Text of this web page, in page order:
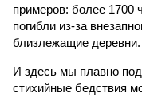
примеров: более 1700
погибли из-за
близлежащие деревни.
И здесь мы плавно
стихийные бедствия